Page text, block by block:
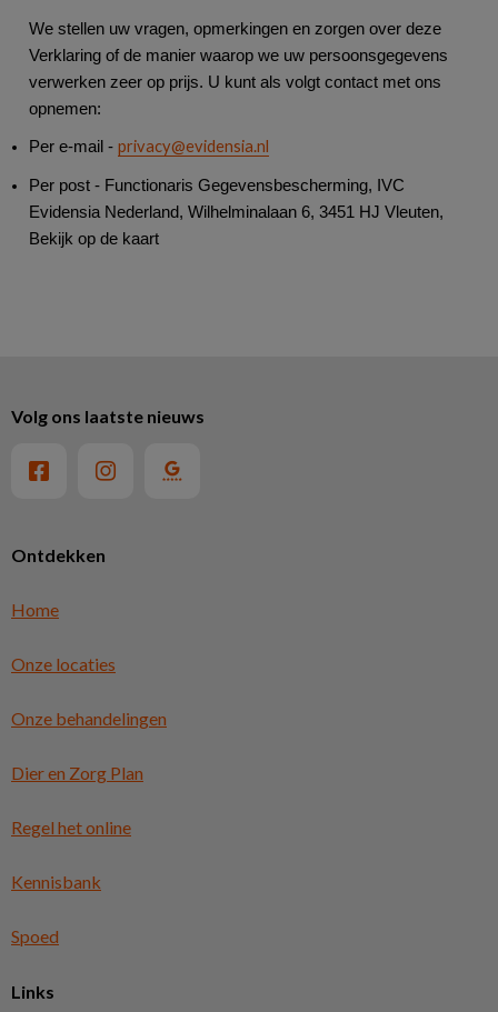
We stellen uw vragen, opmerkingen en zorgen over deze
Verklaring of de manier waarop we uw persoonsgegevens
verwerken zeer op prijs. U kunt als volgt contact met ons
opnemen:
Per e-mail - privacy@evidensia.nl
Per post - Functionaris Gegevensbescherming, IVC
Evidensia Nederland, Wilhelminalaan 6, 3451 HJ Vleuten,
Bekijk op de kaart
Ontdekken
Home
Onze locaties
Onze behandelingen
Dier en Zorg Plan
Regel het online
Kennisbank
Spoed
Links
Volg ons laatste nieuws